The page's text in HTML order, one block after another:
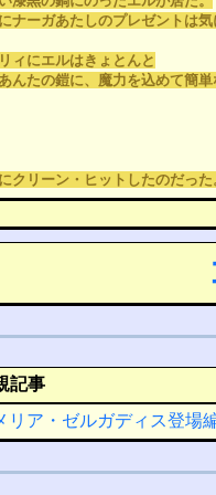
ーガあたしのプレゼントは気
ィにエルはきょとんと
んたの鎧に、魔力を込めて簡
リーン・ヒットしたのだった
記事
ア・ゼルガディス登場編